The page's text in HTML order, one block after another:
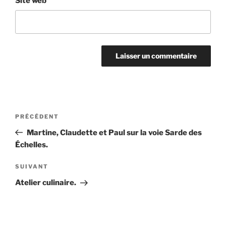
Navigation
l’article
Article
précédent
PRÉCÉDENT
Martine, Claudette et Paul sur la voie Sarde des
Échelles.
Article
suivant
SUIVANT
Atelier culinaire.